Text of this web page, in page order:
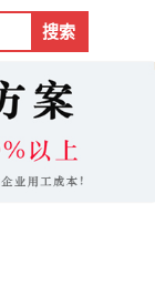
搜索